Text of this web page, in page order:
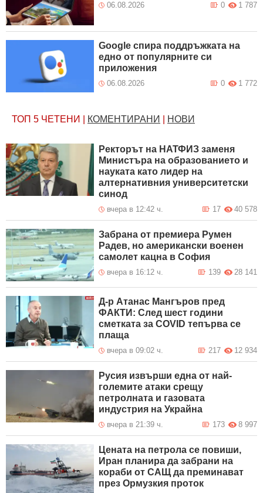
06.08.2026 1 787
0
Google спира поддръжката на
едно от популярните си
приложения
06.08.2026 1 772
0
ТОП 5 ЧЕТЕНИ КОМЕНТИРАНИ НОВИ
Ректорът на НАТФИЗ заменя
Министъра на образованието и
науката като лидер на
алтернативния университетски
синод
вчера в 12:42 ч. 40 578
17
Забрана от премиера Румен
Радев, но американски военен
самолет кацна в София
вчера в 16:12 ч. 28 141
139
Д-р Атанас Мангъров пред
ФАКТИ: След шест години
сметката за COVID тепърва се
плаща
вчера в 09:02 ч. 12 934
217
Русия извърши една от най-
големите атаки срещу
петролната и газовата
индустрия на Украйна
вчера в 21:39 ч. 8 997
173
Цената на петрола се повиши,
Иран планира да забрани на
кораби от САЩ да преминават
през Ормузкия проток